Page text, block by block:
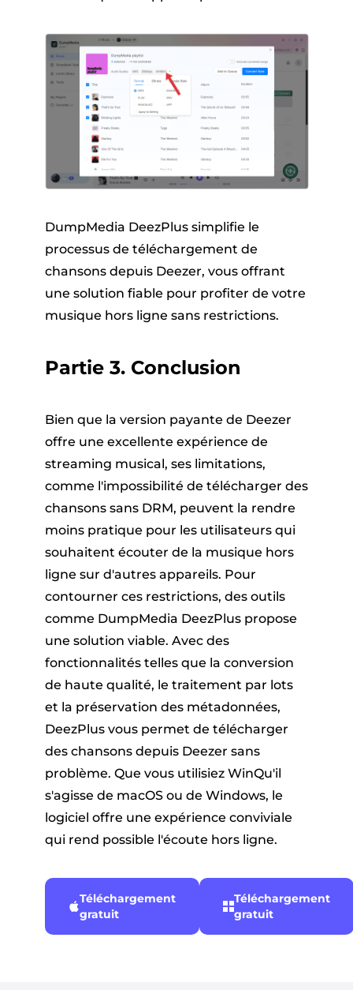
DumpMedia DeezPlus simplifie le
processus de téléchargement de
chansons depuis Deezer, vous offrant
une solution fiable pour profiter de votre
musique hors ligne sans restrictions.
Partie 3. Conclusion
Bien que la version payante de Deezer
offre une excellente expérience de
streaming musical, ses limitations,
comme l'impossibilité de télécharger des
chansons sans DRM, peuvent la rendre
moins pratique pour les utilisateurs qui
souhaitent écouter de la musique hors
ligne sur d'autres appareils. Pour
contourner ces restrictions, des outils
comme DumpMedia DeezPlus propose
une solution viable. Avec des
fonctionnalités telles que la conversion
de haute qualité, le traitement par lots
et la préservation des métadonnées,
DeezPlus vous permet de télécharger
des chansons depuis Deezer sans
problème. Que vous utilisiez WinQu'il
s'agisse de macOS ou de Windows, le
logiciel offre une expérience conviviale
qui rend possible l'écoute hors ligne.
Téléchargement
gratuit
Téléchargement
gratuit